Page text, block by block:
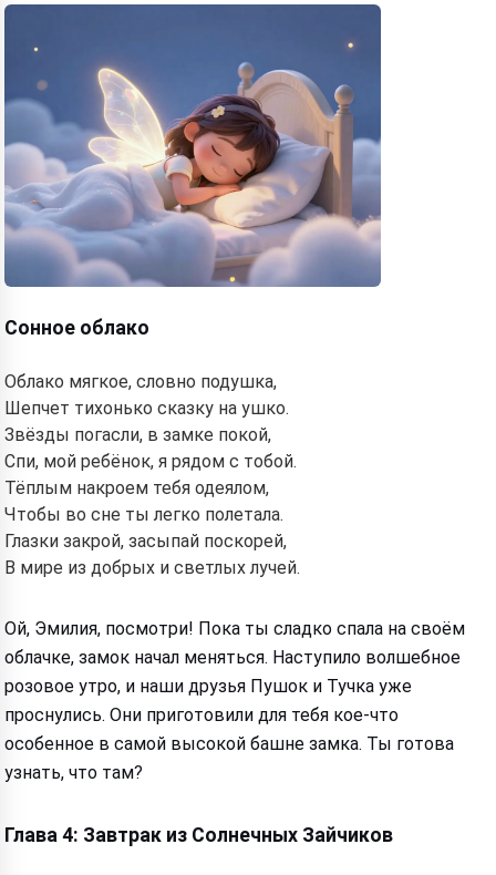
Сонное облако
Облако мягкое, словно подушка,
Шепчет тихонько сказку на ушко.
Звёзды погасли, в замке покой,
Спи, мой ребёнок, я рядом с тобой.
Тёплым накроем тебя одеялом,
Чтобы во сне ты легко полетала.
Глазки закрой, засыпай поскорей,
В мире из добрых и светлых лучей.
Ой, Эмилия, посмотри! Пока ты сладко спала на своём
облачке, замок начал меняться. Наступило волшебное
розовое утро, и наши друзья Пушок и Тучка уже
проснулись. Они приготовили для тебя кое-что
особенное в самой высокой башне замка. Ты готова
узнать, что там?
Глава 4: Завтрак из Солнечных Зайчиков